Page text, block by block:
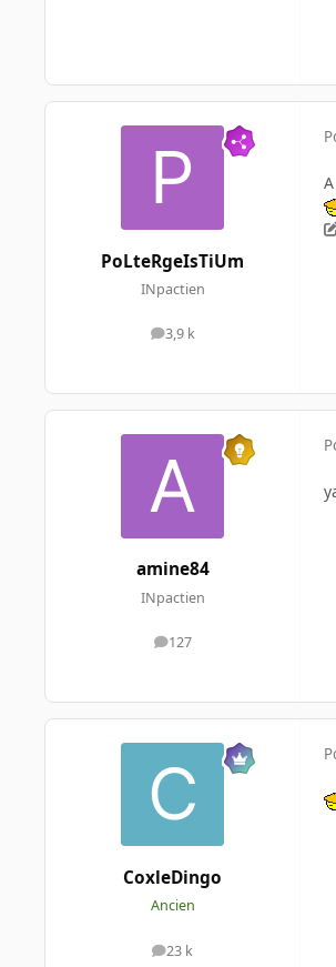
PoLteRgeIsTiUm
INpactien
3,9 k
messages
amine84
INpactien
127
messages
CoxleDingo
Ancien
23 k
messages